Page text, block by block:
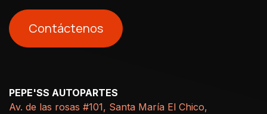
Contáctenos
PEPE'SS AUTOPARTES
Av. de las rosas #101, Santa María El Chico,